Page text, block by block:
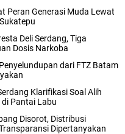
Peran Generasi Muda Lewat
Deli Serdang, Tiga
Dosis Narkoba
dari FTZ Batam
Klarifikasi Soal Alih
Pantai Labu
Disorot, Distribusi
Dipertanyakan